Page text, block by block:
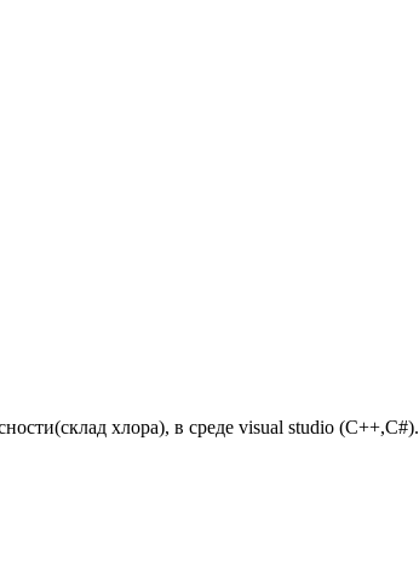
хлора), в среде visual studio (C++,C#).